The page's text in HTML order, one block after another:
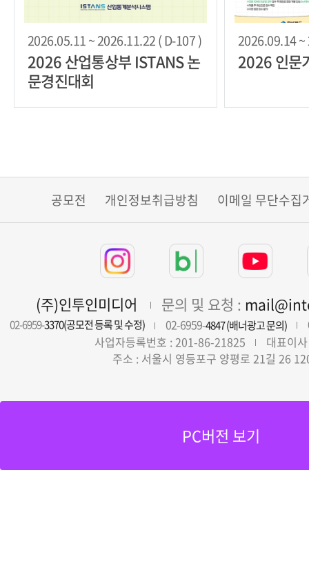
2026.05.11 ~ 2026.11.22 ( D-107 )
2026 산업통상부 ISTANS 논
문경진대회
2026.09.14 ~
2026 인문
공모전 개인정보취급방침 이메일 무단수집
(주)인투인미디어 문의 및 요청 :
02-6959-3370(공모전 등록 및 수정) 02-6959-4847 (배너광고 문의)
사업자등록번호 : 201-86-21825
대표이
주소 : 서울시 영등포구 양평로 21길 26
PC버전 보기